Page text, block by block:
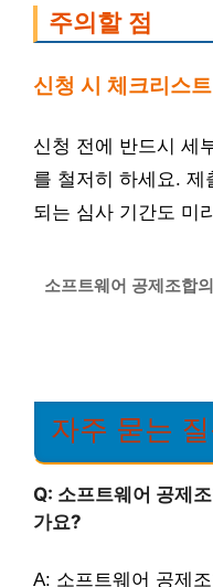
주의할 점
신청 시 체크리스트
신청 전에 반드시 세
를 철저히 하세요.
되는 심사 기간도 미
소프트웨어 공제조합
자주 묻는
Q: 소프트웨어 공제
가요?
A: 소프트웨어 공제